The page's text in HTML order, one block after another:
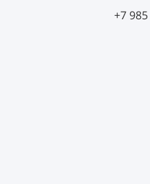
+7